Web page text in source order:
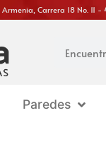
Armenia, Carrera 18 No. 11 -
Paredes